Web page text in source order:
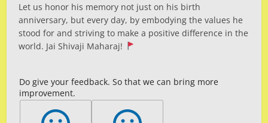
Let us honor his memory not just on his birth
anniversary, but every day, by embodying the values he
stood for and striving to make a positive difference in the
world. Jai Shivaji Maharaj!
Do give your feedback. So that we can bring more
improvement.